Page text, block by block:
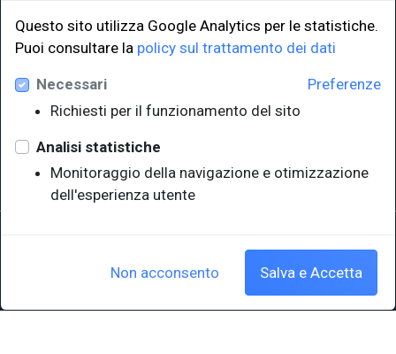
LINK ISTITUZIONALI
Università degli Studi di Trieste
Sistema Bibliotecario di Ateneo
EUT in cifre
P.IVA 00211830328 - C.F. 80013890324 - P.E.C.: ateneo@pec.units.it
Questo sito utilizza Google Analytics per le statistiche.
Puoi consultare la policy sul trattamento dei dati
Preferenze
Necessari
Richiesti per il funzionamento del sito
Analisi statistiche
Monitoraggio della navigazione e otimizzazione
dell'esperienza utente
Non acconsento Salva e Accetta